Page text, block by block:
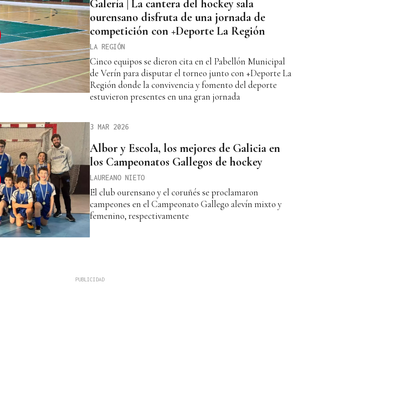
Galería | La cantera del hockey sala
ourensano disfruta de una jornada de
competición con +Deporte La Región
LA REGIÓN
Cinco equipos se dieron cita en el Pabellón Municipal
de Verín para disputar el torneo junto con +Deporte La
Región donde la convivencia y fomento del deporte
estuvieron presentes en una gran jornada
3 MAR 2026
Albor y Escola, los mejores de Galicia en
los Campeonatos Gallegos de hockey
LAUREANO NIETO
El club ourensano y el coruñés se proclamaron
campeones en el Campeonato Gallego alevín mixto y
femenino, respectivamente